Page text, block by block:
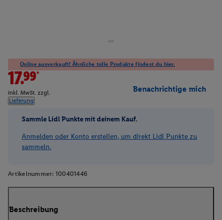
Online ausverkauft! Ähnliche tolle Produkte findest du hier.
17.99*
inkl. MwSt. zzgl.
Lieferung
Benachrichtige mich
Sammle Lidl Punkte mit deinem Kauf.
Anmelden oder Konto erstellen, um direkt Lidl Punkte zu
sammeln.
Artikelnummer: 100401446
Beschreibung